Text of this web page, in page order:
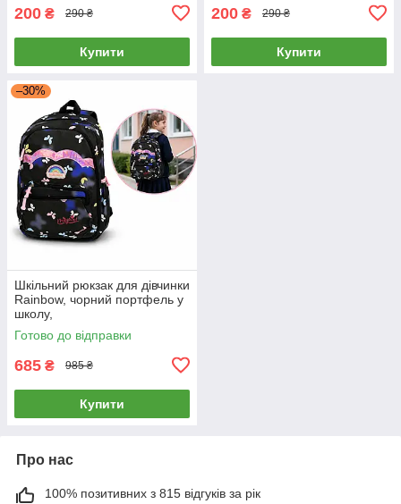
200 ₴ 290 ₴
Купити
200 ₴ 290 ₴
Купити
–30%
Шкільний рюкзак для дівчинки
Rainbow, чорний портфель у
школу,
водовідштовхувальний,
формат A4, легкий
Готово до відправки
685 ₴ 985 ₴
Купити
Про нас
100% позитивних з 815 відгуків за рік